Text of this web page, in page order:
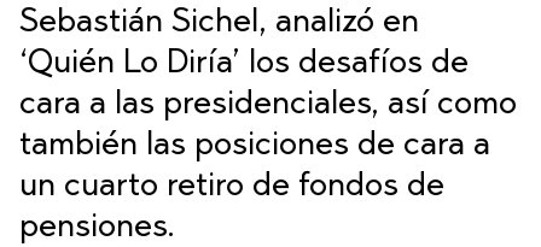
Sebastián Sichel, analizó en
‘Quién Lo Diría’ los desafíos de
cara a las presidenciales, así como
también las posiciones de cara a
un cuarto retiro de fondos de
pensiones.